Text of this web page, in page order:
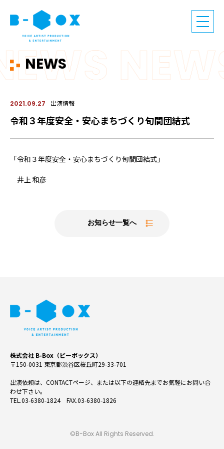
NEWS
2021.09.27 出演情報
令和３年度安全・安心まちづくり旬間団結式
「令和３年度安全・安心まちづくり旬間団結式」
井上 和彦
お知らせ一覧へ
株式会社 B-Box（ビーボックス）
〒150-0031 東京都渋谷区桜丘町29-33-701
出演依頼は、CONTACTページ、または以下の連絡先までお気軽にお問い合
わせ下さい。
TEL.03-6380-1824 FAX.03-6380-1826
©B-Box All Rights Reserved.